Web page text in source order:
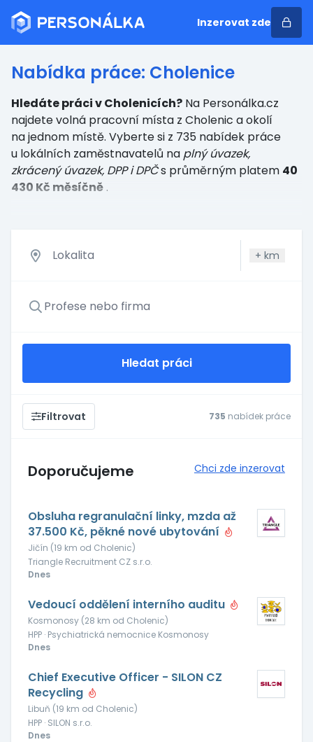
Inzerovat zde
Nabídka práce: Cholenice
Hledáte práci v Cholenicích? Na Personálka.cz
najdete volná pracovní místa z Cholenic a okolí
na jednom místě. Vyberte si z 735 nabídek práce
u lokálních zaměstnavatelů na plný úvazek,
zkrácený úvazek, DPP i DPČs průměrným platem 40
430 Kč měsíčně .
+ km
Hledat práci
Filtrovat 735 nabídek práce
Doporučujeme Chci zde inzerovat
Obsluha regranulační linky, mzda až
37.500 Kč, pěkné nové ubytování
Jičín (19 km od Cholenic)
Triangle Recruitment CZ s.r.o.
Dnes
Vedoucí oddělení interního auditu
Kosmonosy (28 km od Cholenic)
HPP · Psychiatrická nemocnice Kosmonosy
Dnes
Chief Executive Officer - SILON CZ
Recycling
Libuň (19 km od Cholenic)
HPP · SILON s.r.o.
Dnes